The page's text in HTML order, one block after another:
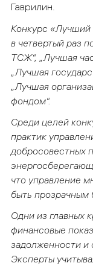
Гаврилин.
Конкурс
в четвертый раз
ТСЖ“, „Лучшая
„Лучшая
„Лучшая
фондом“.
Среди целей
практик
добросовестных
что управление
быть прозрачным
Одни из главных
финансовые
задолженности и
Эксперты